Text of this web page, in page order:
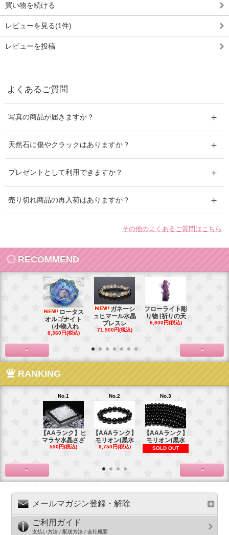
買い物を続ける
レビューを見る(1件)
レビューを投稿
よくあるご質問
写真の商品が届きますか？
天然石に傷やクラックはありますか？
プレゼントとして利用できますか？
売り切れ商品の再入荷はありますか？
その他のよくあるご質問はこちら
RECOMMEND
ロータス
オルゴナイト
（小物入れ
8,360円(税込)
ガネーシ
ュヒマール水晶
ブレスレ
71,500円(税込)
フローライト彫
り物 [祈りの天
6,600円(税込)
< >
RANKING
No.1
【AAランク】ヒ
マラヤ水晶さざ
550円(税込)
No.2
【AAAランク】
モリオン(黒水
8,750円(税込)
No.3
【AAAランク】
モリオン(黒水
SOLD OUT
< >
メールマガジン登録・解除
ご利用ガイド
支払い方法 / 配送方法 / 会社概要